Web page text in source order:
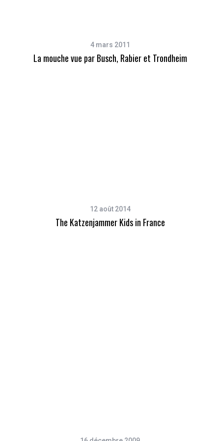
4 mars 2011
La mouche vue par Busch, Rabier et Trondheim
12 août 2014
The Katzenjammer Kids in France